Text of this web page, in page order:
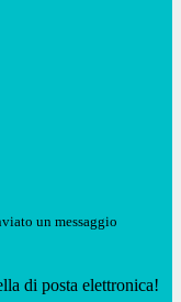
un messaggio
di posta elettronica!